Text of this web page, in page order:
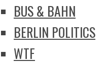
BUS & BAHN
BERLIN POLITICS
WTF